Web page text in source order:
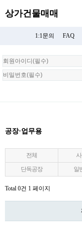
상가건물매매
1:1문의 FAQ
회
원
로
공장·업무용
전체
단독공장
일
Total 0건 1 페이지